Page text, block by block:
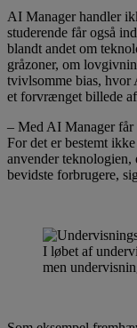
AI Manager handler
studerende får også
blandt andet om
gråzoner, om
tvivlsomme bias, hvor
et forvrænget billede
– Med AI Manager får
For det er bestemt
anvender teknologien,
bevidste forbrugere,
I løbet af
men